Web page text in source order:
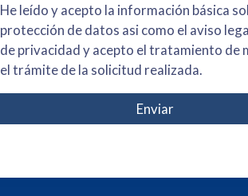
He leído y acepto la información básica sobre
protección de datos asi como el aviso legal y la política
de privacidad y acepto el tratamiento de mis datos para
el trámite de la solicitud realizada.
Enviar